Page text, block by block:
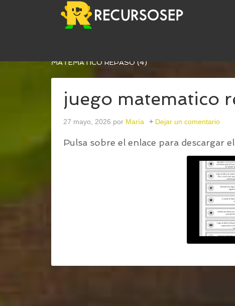
JUEGO DE REPASO
MATEMATICO REPASO (4)
juego matematico
27 mayo, 2026 por María Dejar un comentario
Pulsa sobre el enlace para descargar